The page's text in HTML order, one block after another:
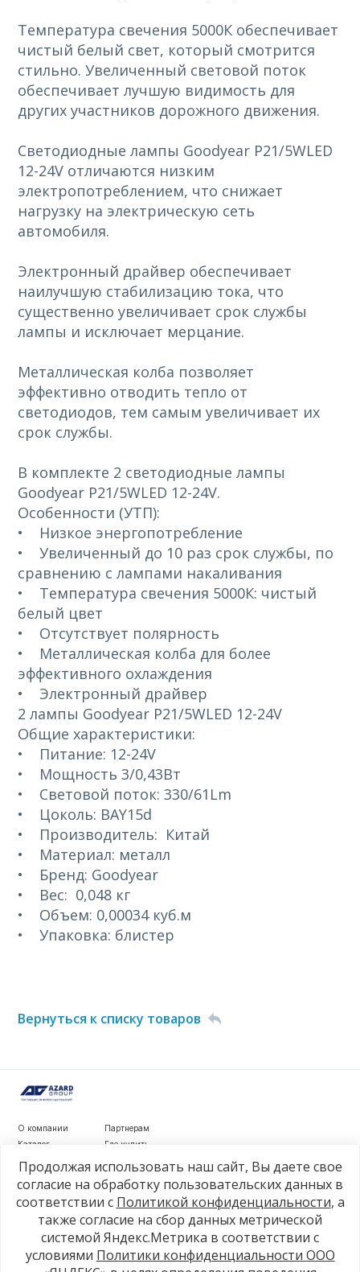
Температура свечения 5000К обеспечивает
чистый белый свет, который смотрится
стильно. Увеличенный световой поток
обеспечивает лучшую видимость для
других участников дорожного движения.
Светодиодные лампы Goodyear P21/5WLED
12-24V отличаются низким
электропотреблением, что снижает
нагрузку на электрическую сеть
автомобиля.
Электронный драйвер обеспечивает
наилучшую стабилизацию тока, что
существенно увеличивает срок службы
лампы и исключает мерцание.
Металлическая колба позволяет
эффективно отводить тепло от
светодиодов, тем самым увеличивает их
срок службы.
В комплекте 2 светодиодные лампы
Goodyear P21/5WLED 12-24V.
Особенности (УТП):
• Низкое энергопотребление
• Увеличенный до 10 раз срок службы, по
сравнению с лампами накаливания
• Температура свечения 5000К: чистый
белый цвет
• Отсутствует полярность
• Металлическая колба для более
эффективного охлаждения
• Электронный драйвер
2 лампы Goodyear P21/5WLED 12-24V
Общие характеристики:
• Питание: 12-24V
• Мощность 3/0,43Вт
• Световой поток: 330/61Lm
• Цоколь: BAY15d
• Производитель: Китай
• Материал: металл
• Бренд: Goodyear
• Вес: 0,048 кг
• Объем: 0,00034 куб.м
• Упаковка: блистер
Вернуться к списку товаров
О компании
Каталог
Новости
Видеообзоры
Партнерам
Где купить
г. Рязань, ул. Маяковского, д. 1а, стр. 3
+7 4912 77-80-81
info@azard.ru
Продолжая использовать наш сайт, Вы даете свое
согласие на обработку пользовательских данных в
соответствии с Политикой конфиденциальности, а
также согласие на сбор данных метрической
системой Яндекс.Метрика в соответствии с
условиями Политики конфиденциальности ООО